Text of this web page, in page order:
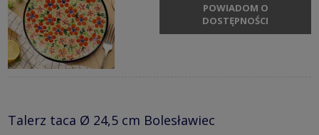
POWIADOM O
DOSTĘPNOŚCI
Talerz taca Ø 24,5 cm Bolesławiec